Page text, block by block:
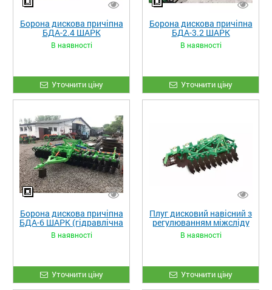
Борона дискова причіпна
БДА-2.4 ШАРК
В наявності
Уточнити ціну
Борона дискова причіпна
БДА-3.2 ШАРК
В наявності
Уточнити ціну
Борона дискова причіпна
БДА-6 ШАРК (гідравлічна
рама)
В наявності
Уточнити ціну
Плуг дисковий навісний з
регулюванням міжсліду
PDM 3.3 (2)
В наявності
Уточнити ціну